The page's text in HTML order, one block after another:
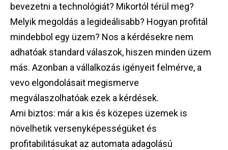
bevezetni a technológiát? Mikortól térül meg?
Melyik megoldás a legideálisabb? Hogyan profitál
mindebbol egy üzem? Nos a kérdésekre nem
adhatóak standard válaszok, hiszen minden üzem
más. Azonban a vállalkozás igényeit felmérve, a
vevo elgondolásait megismerve
megválaszolhatóak ezek a kérdések.
Ami biztos: már a kis és közepes üzemek is
növelhetik versenyképességüket és
profitabilitásukat az automata adagolású